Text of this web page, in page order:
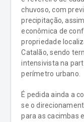
chuvoso, com
precipitação,
econômica de
propriedade
Catalão, sendo
intensivista na
perímetro urbano.
É pedida ainda a
se o
para as cacimbas